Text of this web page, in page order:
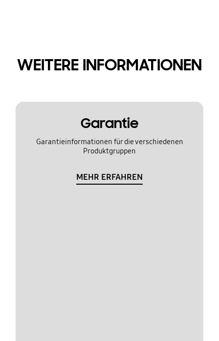
WEITERE INFORMATIONEN
Garantie
Garantieinformationen für die verschiedenen
Produktgruppen
MEHR ERFAHREN